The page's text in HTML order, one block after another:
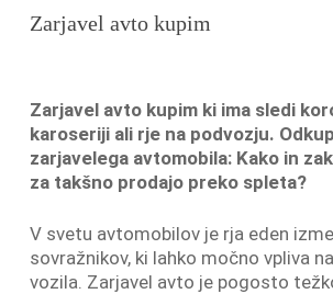
Zarjavel avto kupim
Zarjavel avto kupim ki ima sledi
karoseriji ali rje na podvozju.
zarjavelega avtomobila: Kako in
za takšno prodajo preko spleta?
V svetu avtomobilov je rja eden
sovražnikov, ki lahko močno vpliva
vozila. Zarjavel avto je pogosto